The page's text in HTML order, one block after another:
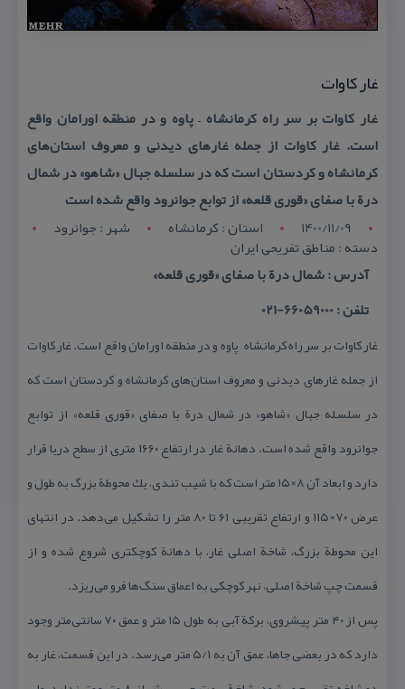
غار كاوات
غار كاوات بر سر راه كرمانشاه – پاوه و در منطقه اورامان واقع
است. غار كاوات از جمله غارهای دیدنی و معروف استان‌های
كرمانشاه و كردستان است كه در سلسله جبال «شاهو» در شمال
درة با صفای «قوری قلعه» از توابع جوانرود واقع شده است
1400/11/09
استان : کرمانشاه شهر : جوانرود
دسته : مناطق تفریحی ایران
آدرس : شمال درة با صفای «قوری قلعه»
تلفن : 66059000-021
غار كاوات بر سر راه كرمانشاه – پاوه و در منطقه اورامان واقع است. غار كاوات
از جمله غارهای دیدنی و معروف استان‌های كرمانشاه و كردستان است كه
در سلسله جبال «شاهو» در شمال درة با صفای «قوری قلعه» از توابع
جوانرود واقع شده است. دهانة غار در ارتفاع ۱۶۶۰ متری از سطح دریا قرار
دارد و ابعاد آن ۸×۱۵ متر است كه با شیب تندی، یك محوطة بزرگ به طول و
عرض ۷۰×۱۱۵ و ارتفاع تقریبی ۶۱ تا ۸۰ متر را تشكیل می‌دهد. در انتهای
این محوطة بزرگ، شاخة اصلی غار، با دهانة كوچكتری شروع شده و از
قسمت چپ شاخة اصلی، نهر كوچكی به اعماق سنگ‌ها فرو می‌ریزد.
پس از ۴۰ متر پیشروی، بركة آبی به طول ۱۵ متر و عمق ۷۰ سانتی‌متر وجود
دارد كه در بعضی جاها، عمق آن به ۵/۱ متر می‌رسد. در این قسمت، غار به